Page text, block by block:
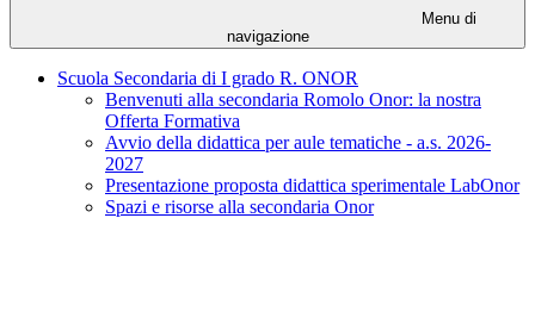
Menu di
navigazione
Scuola Secondaria di I grado R. ONOR
Benvenuti alla secondaria Romolo Onor: la nostra
Offerta Formativa
Avvio della didattica per aule tematiche - a.s. 2026-
2027
Presentazione proposta didattica sperimentale LabOnor
Spazi e risorse alla secondaria Onor